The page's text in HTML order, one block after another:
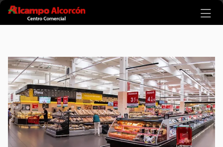
Ir al contenido principal